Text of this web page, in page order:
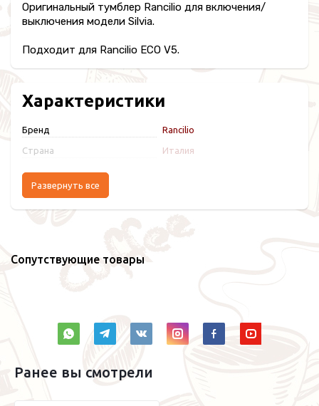
Оригинальный тумблер Rancilio для включения/
выключения модели Silvia.
Подходит для Rancilio ECO V5.
Характеристики
Бренд Rancilio
Страна Италия
Развернуть все
Сопутствующие товары
Ранее вы смотрели